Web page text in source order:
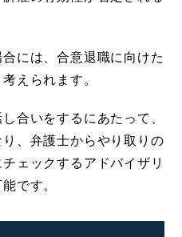
には、合意退職に向けた
えられます。
合いをするにあたって、
、弁護士からやり取りの
ェックするアドバイザリ
です。